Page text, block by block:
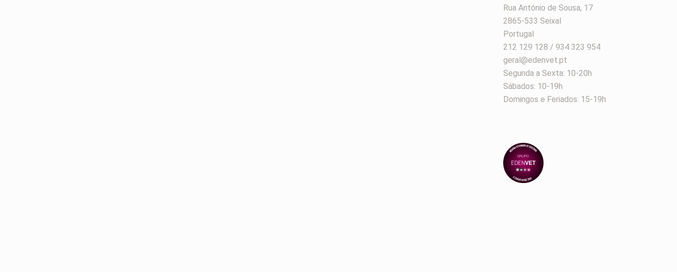
Rua António de Sousa, 17
2865-533 Seixal
Portugal
212 129 128 / 934 323 954
geral@edenvet.pt
Segunda a Sexta: 10-20h
Sábados: 10-19h
Domingos e Feriados: 15-19h